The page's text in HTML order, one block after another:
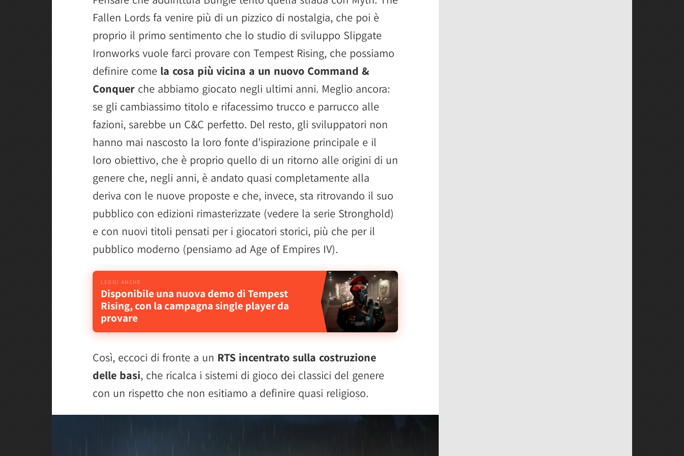
Fallen Lords fa venire più di un pizzico di nostalgia, che poi è
proprio il primo sentimento che lo studio di sviluppo Slipgate
Ironworks vuole farci provare con Tempest Rising, che possiamo
definire come la cosa più vicina a un nuovo Command &
Conquer che abbiamo giocato negli ultimi anni. Meglio ancora:
se gli cambiassimo titolo e rifacessimo trucco e parrucco alle
fazioni, sarebbe un C&C perfetto. Del resto, gli sviluppatori non
hanno mai nascosto la loro fonte d'ispirazione principale e il
loro obiettivo, che è proprio quello di un ritorno alle origini di un
genere che, negli anni, è andato quasi completamente alla
deriva con le nuove proposte e che, invece, sta ritrovando il suo
pubblico con edizioni rimasterizzate (vedere la serie Stronghold)
e con nuovi titoli pensati per i giocatori storici, più che per il
pubblico moderno (pensiamo ad Age of Empires IV).
Disponibile una nuova demo di Tempest
Rising, con la campagna single player da
provare
Così, eccoci di fronte a un RTS incentrato sulla costruzione
delle basi, che ricalca i sistemi di gioco dei classici del genere
con un rispetto che non esitiamo a definire quasi religioso.